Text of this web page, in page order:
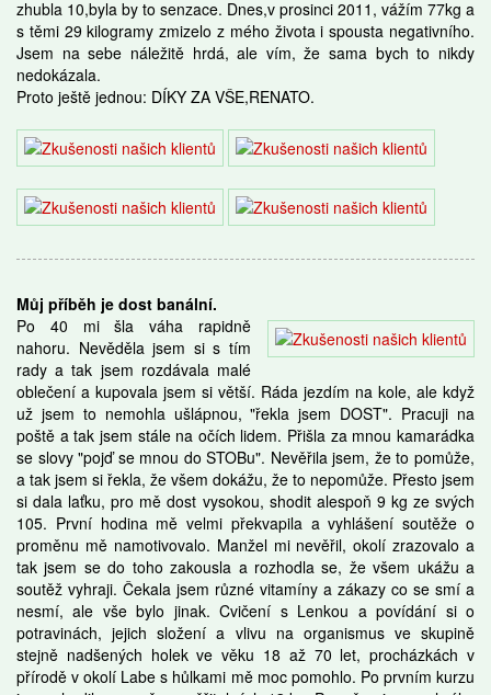
zhubla 10,byla by to senzace. Dnes,v prosinci 2011, vážím 77kg a
s těmi 29 kilogramy zmizelo z mého života i spousta negativního.
Jsem na sebe náležitě hrdá, ale vím, že sama bych to nikdy
nedokázala.
Proto ještě jednou: DÍKY ZA VŠE,RENATO.
Můj příběh je dost banální.
Po 40 mi šla váha rapidně
nahoru. Nevěděla jsem si s tím
rady a tak jsem rozdávala malé
oblečení a kupovala jsem si větší. Ráda jezdím na kole, ale když
už jsem to nemohla ušlápnou, "řekla jsem DOST". Pracuji na
poště a tak jsem stále na očích lidem. Přišla za mnou kamarádka
se slovy "pojď se mnou do STOBu". Nevěřila jsem, že to pomůže,
a tak jsem si řekla, že všem dokážu, že to nepomůže. Přesto jsem
si dala laťku, pro mě dost vysokou, shodit alespoň 9 kg ze svých
105. První hodina mě velmi překvapila a vyhlášení soutěže o
proměnu mě namotivovalo. Manžel mi nevěřil, okolí zrazovalo a
tak jsem se do toho zakousla a rozhodla se, že všem ukážu a
soutěž vyhraji. Čekala jsem různé vitamíny a zákazy co se smí a
nesmí, ale vše bylo jinak. Cvičení s Lenkou a povídání si o
potravinách, jejich složení a vlivu na organismus ve skupině
stejně nadšených holek ve věku 18 až 70 let, procházkách v
přírodě v okolí Labe s hůlkami mě moc pomohlo. Po prvním kurzu